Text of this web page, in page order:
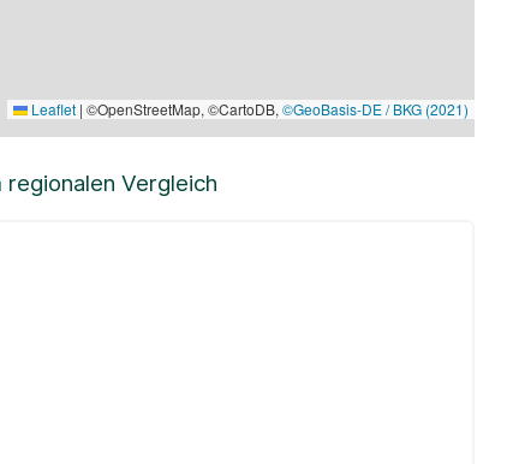
Leaflet | ©OpenStreetMap, ©CartoDB, ©GeoBasis-DE / BKG (2021)
Vergleich